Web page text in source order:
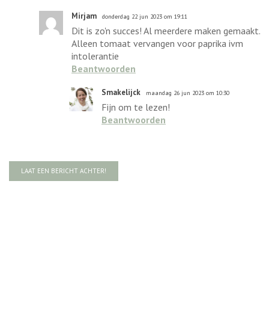
Mirjam donderdag 22 jun 2023 om 19:11
Dit is zo'n succes! Al meerdere maken gemaakt.
Alleen tomaat vervangen voor paprika ivm
intolerantie
Beantwoorden
Smakelijck maandag 26 jun 2023 om 10:30
Fijn om te lezen!
Beantwoorden
LAAT EEN BERICHT ACHTER!